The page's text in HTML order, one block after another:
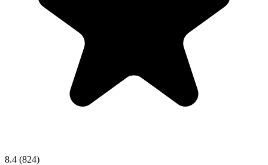
8.4 (824)